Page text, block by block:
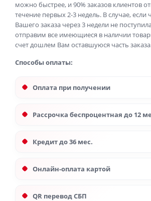
можно быстрее, и 90% заказов клиентов
течение первых 2-3 недель. В случае, если
Вашего заказа через 3 недели не
отправим все имеющиеся в наличии
счет дошлем Вам оставшуюся часть
Способы оплаты:
Оплата при получении
Рассрочка беспроцентная до 12
Кредит до 36 мес.
Онлайн-оплата картой
QR перевод СБП